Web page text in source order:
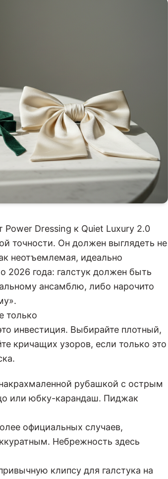
Dressing к Quiet Luxury 2.0
точности. Он должен выглядеть не
неотъемлемая, идеально
2026 года: галстук должен быть
ансамблю, либо нарочито
только
инвестиция. Выбирайте плотный,
кричащих узоров, если только это
рубашкой с острым
или юбку-карандаш. Пиджак
официальных случаев,
Небрежность здесь
клипсу для галстука на